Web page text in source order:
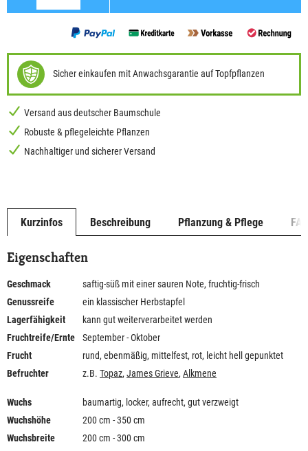
Sicher einkaufen mit Anwachsgarantie auf Topfpflanzen
Versand aus deutscher Baumschule
Robuste & pflegeleichte Pflanzen
Nachhaltiger und sicherer Versand
Kurzinfos Beschreibung Pflanzung & Pflege
Eigenschaften
Geschmack
saftig-süß mit einer sauren Note, fruchtig-frisch
Genussreife
ein klassischer Herbstapfel
Lagerfähigkeit
kann gut weiterverarbeitet werden
Fruchtreife/Ernte
September - Oktober
Frucht
rund, ebenmäßig, mittelfest, rot, leicht hell gepunktet
Befruchter
z.B. Topaz, James Grieve, Alkmene
Wuchs
baumartig, locker, aufrecht, gut verzweigt
Wuchshöhe
200 cm - 350 cm
Wuchsbreite
200 cm - 300 cm